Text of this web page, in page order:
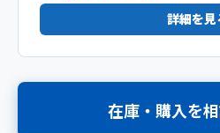
詳細を見
在庫・購入を